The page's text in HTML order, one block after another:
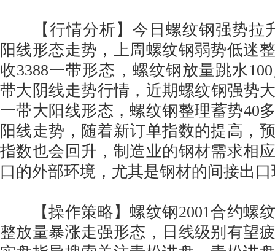
【行情分析】今日螺纹钢强势拉
阳线形态走势，上周螺纹钢弱势低迷
收3388一带形态，螺纹钢放量跳水
带大阴线走势行情，近期螺纹钢强势
一带大阳线形态，螺纹钢整理蓄势40
阳线走势，随着新订单指数的提高，
指数也会回升，制造业的钢材需求相
口的外部环境，尤其是钢材的间接出
【操作策略】螺纹钢2001合约螺
整放量暴涨走强形态，日线级别有望